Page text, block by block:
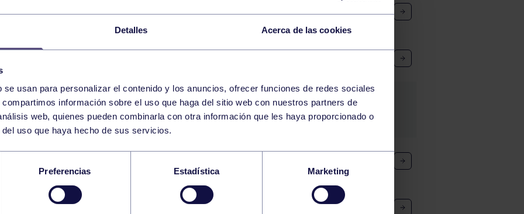
Detalles Acerca de las cookies
usan para personalizar el contenido y los anuncios, ofrecer funciones de redes sociales
información sobre el uso que haga del sitio web con nuestros partners de
web, quienes pueden combinarla con otra información que les haya proporcionado o
uso que haya hecho de sus servicios.
Preferencias Estadística Marketing
12:00h
BOLOS FINAL DEL CAJETILLA: EL BERRÓN – RGCC
30 MARTES
ABRIL 2024
GAP 17:00-17:30 GIMNASIO